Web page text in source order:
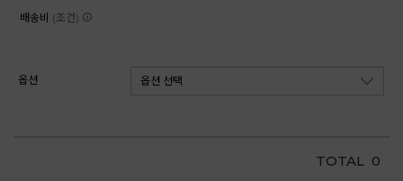
배송비 (조건)
옵션
TOTAL 0